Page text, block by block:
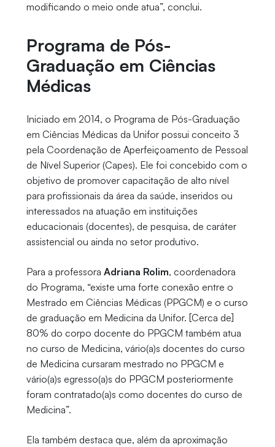
modificando o meio onde atua”, conclui.
Programa de Pós-
Graduação em Ciências
Médicas
Iniciado em 2014, o Programa de Pós-Graduação
em Ciências Médicas da Unifor possui conceito 3
pela Coordenação de Aperfeiçoamento de Pessoal
de Nível Superior (Capes). Ele foi concebido com o
objetivo de promover capacitação de alto nível
para profissionais da área da saúde, inseridos ou
interessados na atuação em instituições
educacionais (docentes), de pesquisa, de caráter
assistencial ou ainda no setor produtivo.
Para a professora Adriana Rolim, coordenadora
do Programa, “existe uma forte conexão entre o
Mestrado em Ciências Médicas (PPGCM) e o curso
de graduação em Medicina da Unifor. [Cerca de]
80% do corpo docente do PPGCM também atua
no curso de Medicina, vário(a)s docentes do curso
de Medicina cursaram mestrado no PPGCM e
vário(a)s egresso(a)s do PPGCM posteriormente
foram contratado(a)s como docentes do curso de
Medicina”.
Ela também destaca que, além da aproximação